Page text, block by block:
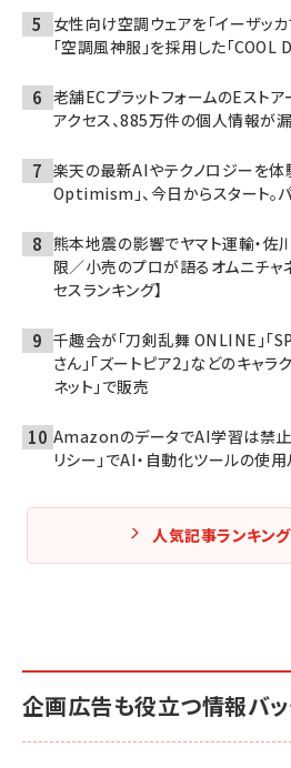
女性向け空調ウェアを「イーザッ
「空調風神服」を採用した「COOL
老舗ECプラットフォームのEストア
アクセス、885万件の個人情報が
楽天の最新AIやテクノロジーを
Optimism」、今日からスタート。
熊本地震の影響でヤマト運輸・佐
限／小売のプロが語るオムニチャ
セスランキング】
千趣会が「刀剣乱舞 ONLINE」「
さん」「ズートピア2」などのキャラ
ネット」で販売
AmazonのデータでAI学習は禁止
リシー」でAI・自動化ツールの使
人気記事ランキン
企画広告も役立つ情報バッ